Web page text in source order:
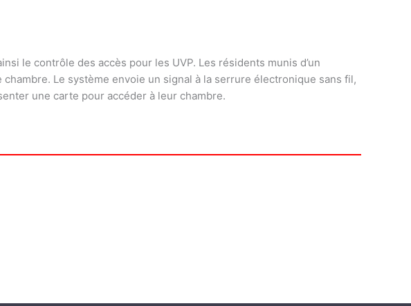
le contrôle des accès pour les UVP. Les résidents munis d’un
Le système envoie un signal à la serrure électronique sans fil,
une carte pour accéder à leur chambre.